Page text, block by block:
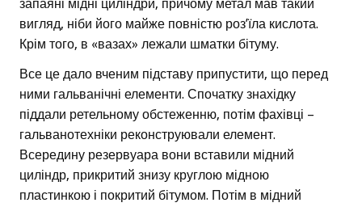
запаяні мідні циліндри, причому метал мав такий
вигляд, ніби його майже повністю роз’їла кислота.
Крім того, в «вазах» лежали шматки бітуму.
Все це дало вченим підставу припустити, що перед
ними гальванічні елементи. Спочатку знахідку
піддали ретельному обстеженню, потім фахівці –
гальванотехніки реконструювали елемент.
Всередину резервуара вони вставили мідний
циліндр, прикритий знизу круглою мідною
пластинкою і покритий бітумом. Потім в мідний